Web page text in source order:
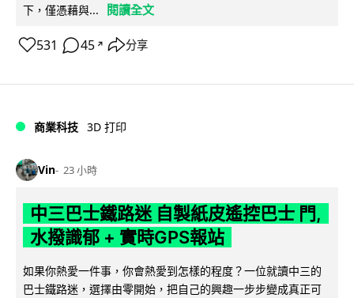
下，僅憑藉與...
閱讀全文
531 45 ↗ 分享
商業科技 3D 打印
Vin 23 小時
中三巴士鐵路迷 自製紙皮遙控巴士 門,
水撥識郁 + 實時GPS報站
如果你熱愛一件事，你會熱愛到怎樣的程度？一位就讀中三的
巴士鐵路迷，選擇由零開始，把自己的興趣一步步變成真正可